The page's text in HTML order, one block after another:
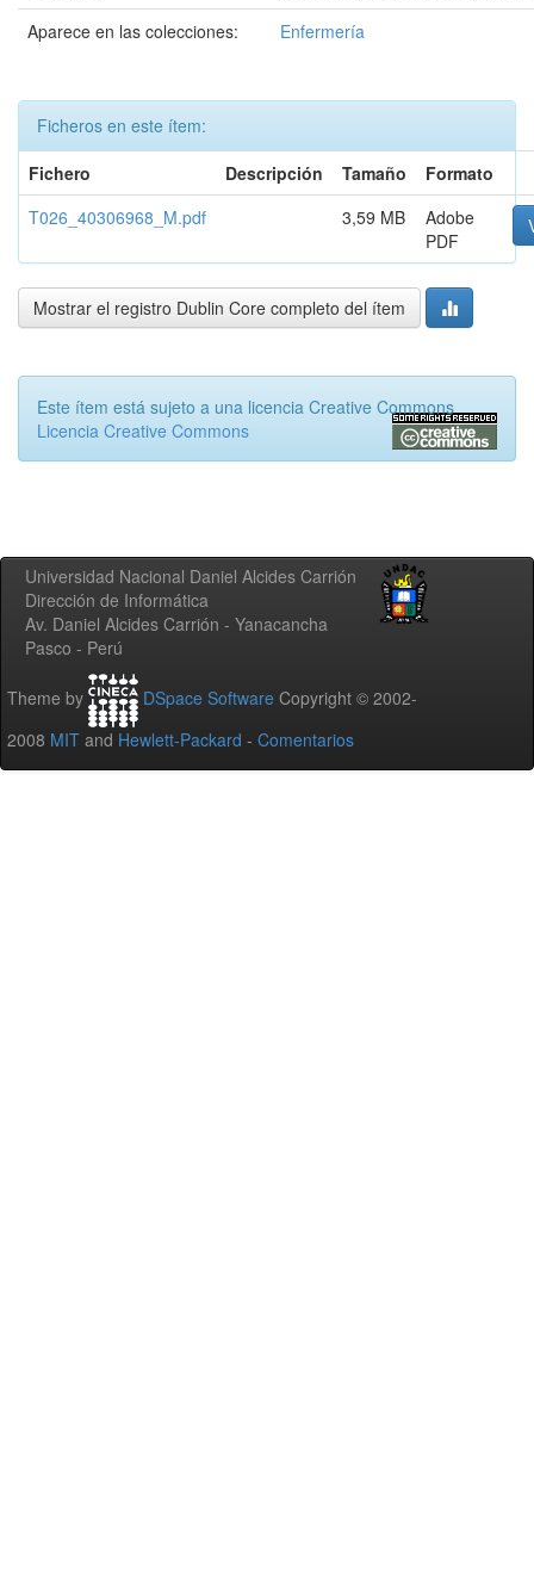
Aparece en las colecciones:
Enfermería
Ficheros en este ítem:
Fichero
Descripción Tamaño
Formato
T026_40306968_M.pdf
3,59 MB
Adobe
PDF
Mostrar el registro Dublin Core completo del ítem
Este ítem está sujeto a una licencia Creative Commons
Licencia Creative Commons
Universidad Nacional Daniel Alcides Carrión
Dirección de Informática
Av. Daniel Alcides Carrión - Yanacancha
Pasco - Perú
Theme by DSpace Software Copyright © 2002-
2008 MIT and Hewlett-Packard - Comentarios